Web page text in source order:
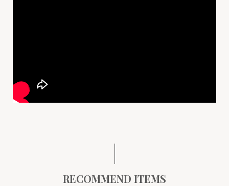
RECOMMEND ITEMS